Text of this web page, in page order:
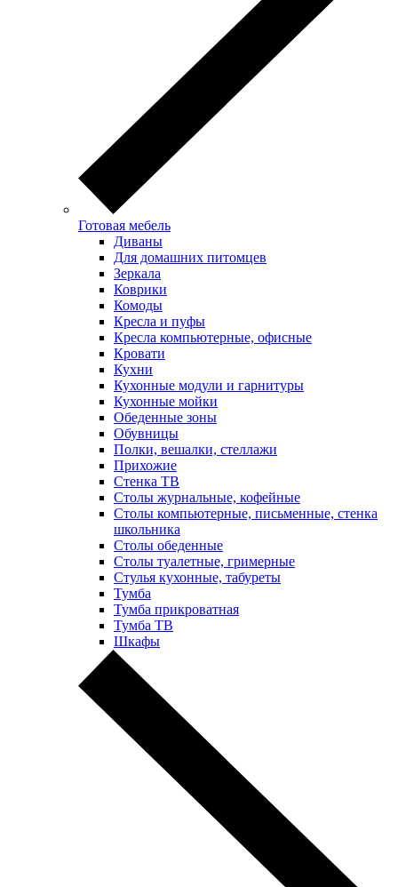
Готовая мебель
Диваны
Для домашних питомцев
Зеркала
Коврики
Комоды
Кресла и пуфы
Кресла компьютерные, офисные
Кровати
Кухни
Кухонные модули и гарнитуры
Кухонные мойки
Обеденные зоны
Обувницы
Полки, вешалки, стеллажи
Прихожие
Стенка ТВ
Столы журнальные, кофейные
Столы компьютерные, письменные, стенка
школьника
Столы обеденные
Столы туалетные, гримерные
Стулья кухонные, табуреты
Тумба
Тумба прикроватная
Тумба ТВ
Шкафы